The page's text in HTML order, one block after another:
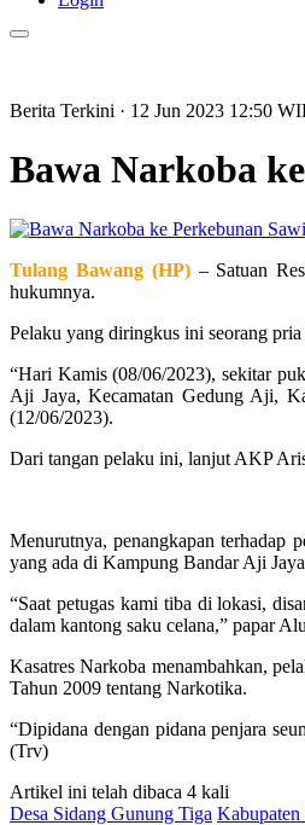
Berita Terkini · 12 Jun 2023 12:50
Bawa Narkoba
Tulang Bawang (HP) – Satuan
hukumnya.
Pelaku yang diringkus ini seorang
“Hari Kamis (08/06/2023), sekitar
Aji Jaya, Kecamatan Gedung Aji,
(12/06/2023).
Dari tangan pelaku ini, lanjut AKP
Menurutnya, penangkapan terhadap
yang ada di Kampung Bandar Aji
“Saat petugas kami tiba di lokasi,
dalam kantong saku celana,” papar
Kasatres Narkoba menambahkan,
Tahun 2009 tentang Narkotika.
“Dipidana dengan pidana penjara
(Trv)
Artikel ini telah dibaca 4 kali
Desa Sidang Gunung Tiga